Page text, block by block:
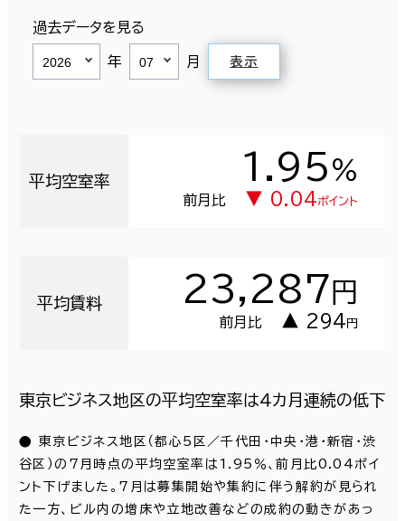
過去データを見る
年 月 表示
平均空室率 1.95 ％
前月比 ▼ 0.04ポイント
平均賃料 23,287 円
前月比 ▲ 294 円
東京ビジネス地区の平均空室率は４カ月連続の低下
● 東京ビジネス地区（都心5区／千代田・中央・港・新宿・渋
谷区）の7月時点の平均空室率は1.95％、前月比0.04ポイ
ント下げました。7月は募集開始や集約に伴う解約が見られ
た一方、ビル内の増床や立地改善などの成約の動きがあっ